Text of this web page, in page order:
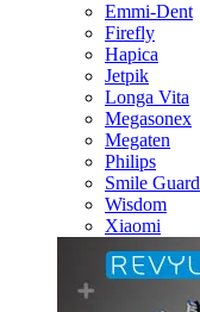
Emmi-Dent
Firefly
Hapica
Jetpik
Longa Vita
Megasonex
Megaten
Philips
Smile Guard
Wisdom
Xiaomi